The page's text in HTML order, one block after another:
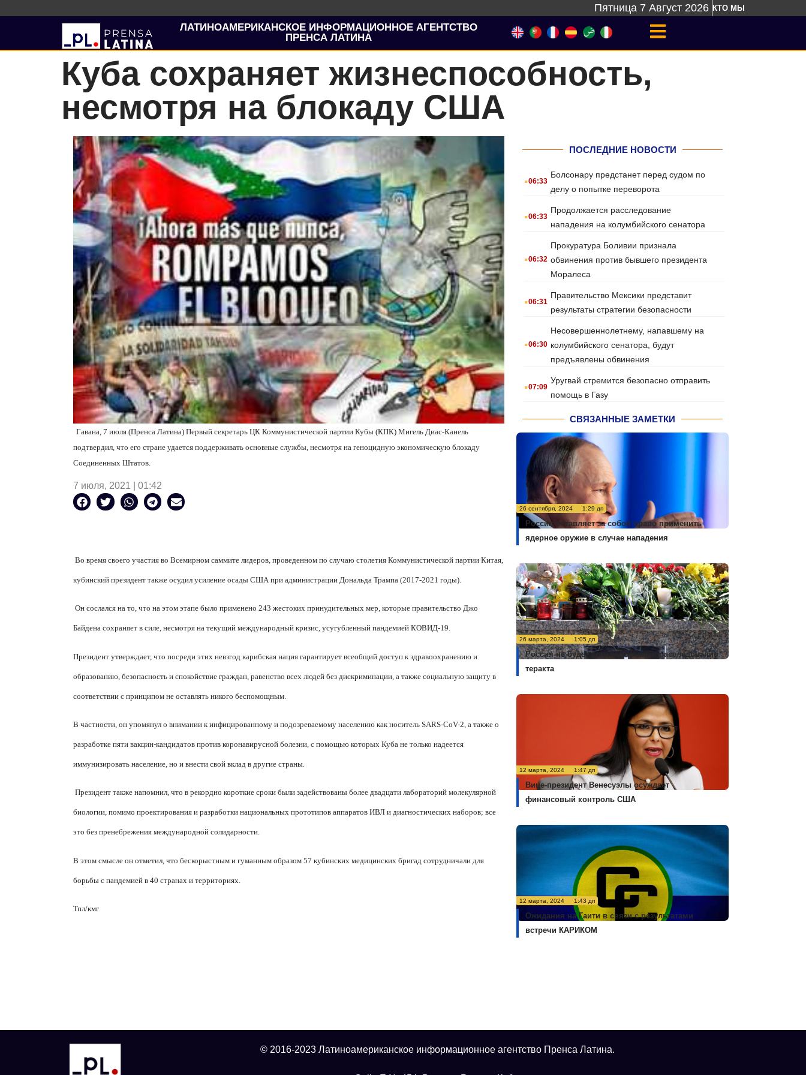
Пятница 7 Август 2026 КТО МЫ
ЛАТИНОАМЕРИКАНСКОЕ ИНФОРМАЦИОННОЕ АГЕНТСТВО
ПРЕНСА ЛАТИНА
Куба сохраняет жизнеспособность,
несмотря на блокаду США
Гавана, 7 июля (Пренса Латина) Первый секретарь ЦК Коммунистической партии Кубы (КПК) Мигель Диас-Канель
подтвердил, что его стране удается поддерживать основные службы, несмотря на геноцидную экономическую блокаду
Соединенных Штатов.
7 июля, 2021 | 01:42
Во время своего участия во Всемирном саммите лидеров, проведенном по случаю столетия Коммунистической партии Китая,
кубинский президент также осудил усиление осады США при администрации Дональда Трампа (2017-2021 годы).
Он сослался на то, что на этом этапе было применено 243 жестоких принудительных мер, которые правительство Джо
Байдена сохраняет в силе, несмотря на текущий международный кризис, усугубленный пандемией КОВИД-19.
Президент утверждает, что посреди этих невзгод карибская нация гарантирует всеобщий доступ к здравоохранению и
образованию, безопасность и спокойствие граждан, равенство всех людей без дискриминации, а также социальную защиту в
соответствии с принципом не оставлять никого беспомощным.
В частности, он упомянул о внимании к инфицированному и подозреваемому населению как носитель SARS-CoV-2, а также о
разработке пяти вакцин-кандидатов против коронавирусной болезни, с помощью которых Куба не только надеется
иммунизировать население, но и внести свой вклад в другие страны.
Президент также напомнил, что в рекордно короткие сроки были задействованы более двадцати лабораторий молекулярной
биологии, помимо проектирования и разработки национальных прототипов аппаратов ИВЛ и диагностических наборов; все
это без пренебрежения международной солидарности.
В этом смысле он отметил, что бескорыстным и гуманным образом 57 кубинских медицинских бригад сотрудничали для
борьбы с пандемией в 40 странах и территориях.
Тпл/кмг
ПОСЛЕДНИЕ НОВОСТИ
.06:33
Болсонару предстанет перед судом по
делу о попытке переворота
.06:33
Продолжается расследование
нападения на колумбийского сенатора
.06:32
Прокуратура Боливии признала
обвинения против бывшего президента
Моралеса
.06:31
Правительство Мексики представит
результаты стратегии безопасности
.06:30
Несовершеннолетнему, напавшему на
колумбийского сенатора, будут
предъявлены обвинения
.07:09
Уругвай стремится безопасно отправить
помощь в Газу
СВЯЗАННЫЕ ЗАМЕТКИ
26 сентября, 2024 1:29 дп
Россия оставляет за собой право применить
ядерное оружие в случае нападения
26 марта, 2024 1:05 дп
Россия не будет комментировать расследование
теракта
12 марта, 2024 1:47 дп
Вице-президент Венесуэлы осуждает
финансовый контроль США
12 марта, 2024 1:43 дп
Ожидания на Гаити в связи с результатами
встречи КАРИКОМ
© 2016-2023 Латиноамериканское информационное агентство Пренса Латина.